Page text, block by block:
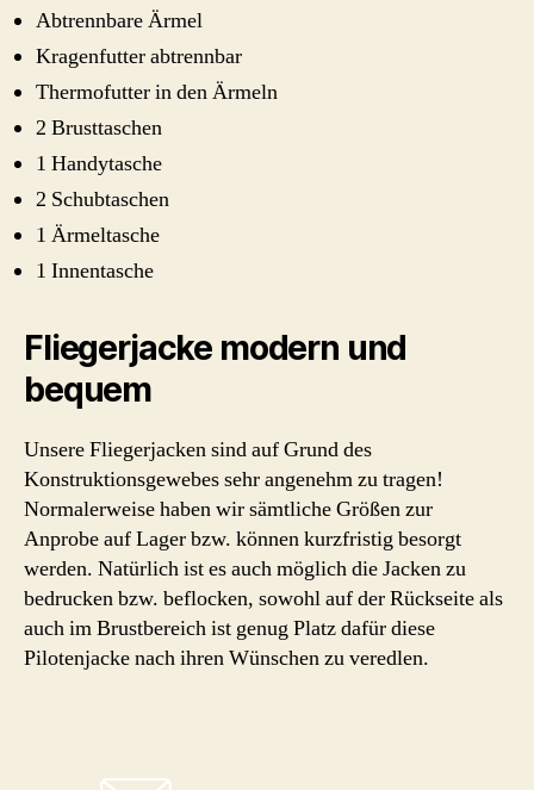
Abtrennbare Ärmel
Kragenfutter abtrennbar
Thermofutter in den Ärmeln
2 Brusttaschen
1 Handytasche
2 Schubtaschen
1 Ärmeltasche
1 Innentasche
Fliegerjacke modern und
bequem
Unsere Fliegerjacken sind auf Grund des
Konstruktionsgewebes sehr angenehm zu tragen!
Normalerweise haben wir sämtliche Größen zur
Anprobe auf Lager bzw. können kurzfristig besorgt
werden. Natürlich ist es auch möglich die Jacken zu
bedrucken bzw. beflocken, sowohl auf der Rückseite als
auch im Brustbereich ist genug Platz dafür diese
Pilotenjacke nach ihren Wünschen zu veredlen.